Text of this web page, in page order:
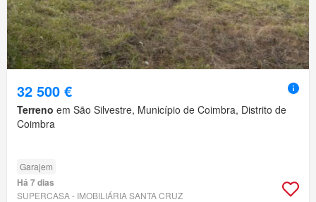
32 500 €
Terreno em São Silvestre, Município de Coimbra, Distrito de
Coimbra
Garajem
Há 7 dias
SUPERCASA - IMOBILIÁRIA SANTA CRUZ